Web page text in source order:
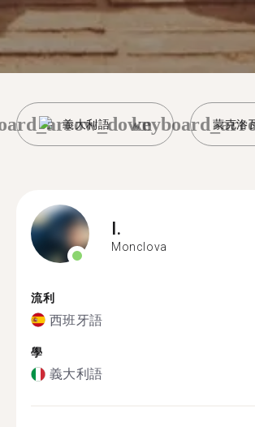
義大利語 蒙克洛
I.
Monclova
流利
西班牙語
學
義大利語